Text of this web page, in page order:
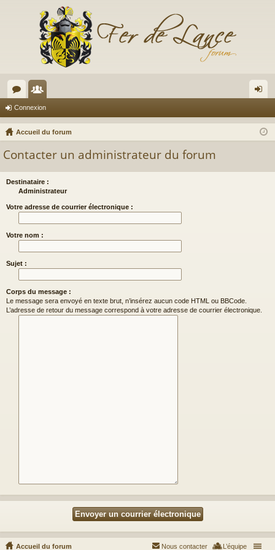
or
u
e
m ne
Connexion
Accueil du forum
Contacter un administrateur du forum
Destinataire :
Administrateur
Votre adresse de courrier électronique :
Votre nom :
Sujet :
Corps du message :
Le message sera envoyé en texte brut, n’insérez aucun code HTML ou BBCode.
L’adresse de retour du message correspond à votre adresse de courrier électronique.
Accueil du forum L’équipe
Nous contacter